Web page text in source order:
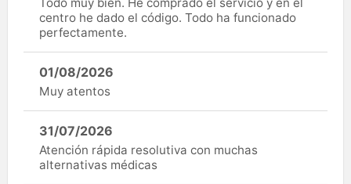
Todo muy bien. He comprado el servicio y en el
centro he dado el código. Todo ha funcionado
perfectamente.
01/08/2026
Muy atentos
31/07/2026
Atención rápida resolutiva con muchas
alternativas médicas